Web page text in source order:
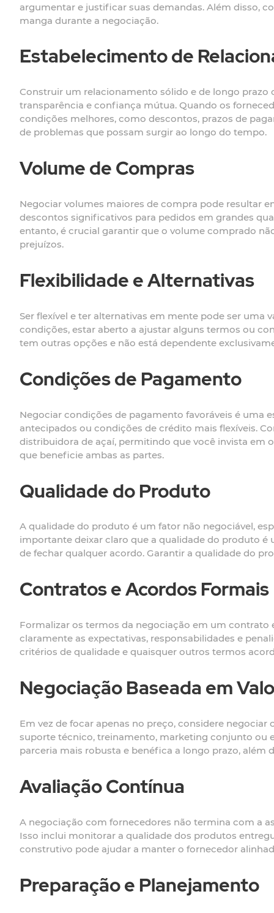
argumentar e justificar suas demandas. Além disso,
manga durante a negociação.
Estabelecimento de
Construir um relacionamento sólido e de longo
transparência e confiança mútua. Quando os
condições melhores, como descontos, prazos de
de problemas que possam surgir ao longo do tempo.
Volume de Compras
Negociar volumes maiores de compra pode resultar
descontos significativos para pedidos em grandes
entanto, é crucial garantir que o volume comprado
prejuízos.
Flexibilidade e Alternativas
Ser flexível e ter alternativas em mente pode ser
condições, estar aberto a ajustar alguns termos ou
tem outras opções e não está dependente
Condições de Pagamento
Negociar condições de pagamento favoráveis é uma
antecipados ou condições de crédito mais flexíveis.
distribuidora de açaí, permitindo que você invista em
que beneficie ambas as partes.
Qualidade do Produto
A qualidade do produto é um fator não negociável,
importante deixar claro que a qualidade do produto é
de fechar qualquer acordo. Garantir a qualidade do
Contratos e Acordos Formais
Formalizar os termos da negociação em um
claramente as expectativas, responsabilidades e
critérios de qualidade e quaisquer outros termos
Negociação Baseada em
Em vez de focar apenas no preço, considere
suporte técnico, treinamento, marketing conjunto ou
parceria mais robusta e benéfica a longo prazo,
Avaliação Contínua
A negociação com fornecedores não termina com a
Isso inclui monitorar a qualidade dos produtos
construtivo pode ajudar a manter o fornecedor
Preparação e Planejamento